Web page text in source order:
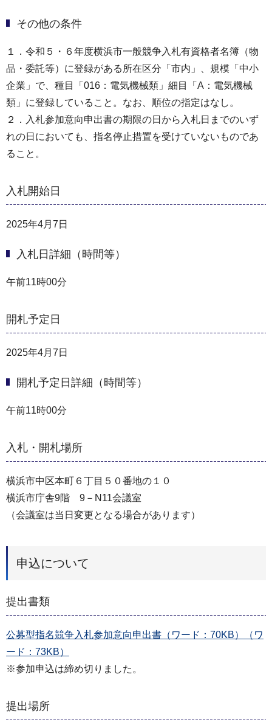
その他の条件
１．令和５・６年度横浜市一般競争入札有資格者名簿（物
品・委託等）に登録がある所在区分「市内」、規模「中小
企業」で、種目「016：電気機械類」細目「A：電気機械
類」に登録していること。なお、順位の指定はなし。
２．入札参加意向申出書の期限の日から入札日までのいず
れの日においても、指名停止措置を受けていないものであ
ること。
入札開始日
2025年4月7日
入札日詳細（時間等）
午前11時00分
開札予定日
2025年4月7日
開札予定日詳細（時間等）
午前11時00分
入札・開札場所
横浜市中区本町６丁目５０番地の１０
横浜市庁舎9階 9－N11会議室
（会議室は当日変更となる場合があります）
申込について
提出書類
公募型指名競争入札参加意向申出書（ワード：70KB）（ワ
ード：73KB）
※参加申込は締め切りました。
提出場所